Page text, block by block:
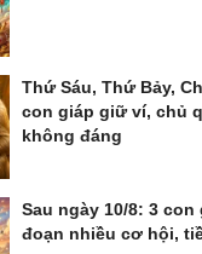
Thứ Sáu, Thứ Bảy,
con giáp giữ ví, chủ
không đáng
Sau ngày 10/8: 3
đoạn nhiều cơ hội,